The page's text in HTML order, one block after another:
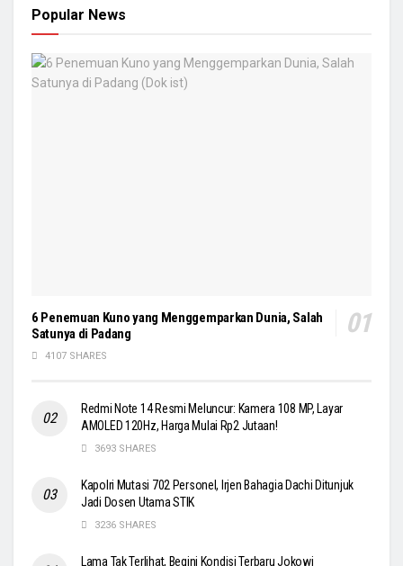
Popular News
6 Penemuan Kuno yang Menggemparkan Dunia, Salah
Satunya di Padang
4107 SHARES
Redmi Note 14 Resmi Meluncur: Kamera 108 MP, Layar
AMOLED 120Hz, Harga Mulai Rp2 Jutaan!
3693 SHARES
Kapolri Mutasi 702 Personel, Irjen Bahagia Dachi Ditunjuk
Jadi Dosen Utama STIK
3236 SHARES
Lama Tak Terlihat, Begini Kondisi Terbaru Jokowi